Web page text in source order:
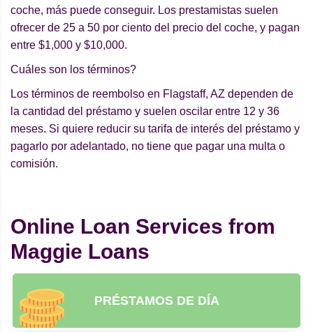
coche, más puede conseguir. Los prestamistas suelen
ofrecer de 25 a 50 por ciento del precio del coche, y pagan
entre $1,000 y $10,000.
Cuáles son los términos?
Los términos de reembolso en Flagstaff, AZ dependen de
la cantidad del préstamo y suelen oscilar entre 12 y 36
meses. Si quiere reducir su tarifa de interés del préstamo y
pagarlo por adelantado, no tiene que pagar una multa o
comisión.
Online Loan Services from
Maggie Loans
PRÉSTAMOS DE DÍA